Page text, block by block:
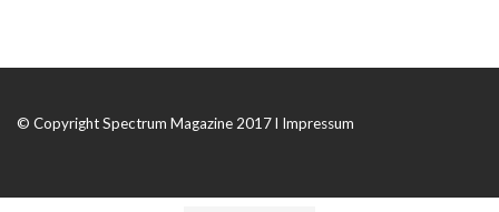
© Copyright Spectrum Magazine 2017 l Impressum